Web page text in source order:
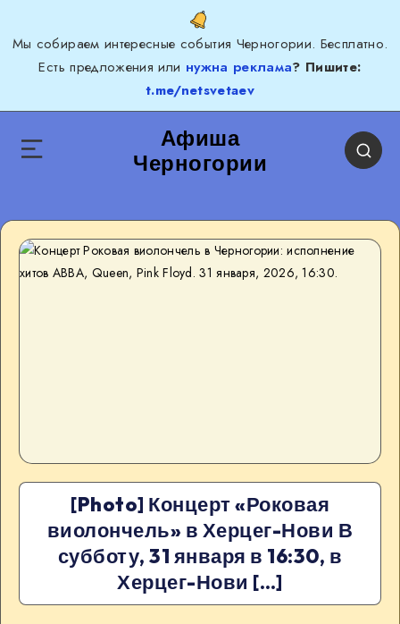
Мы собираем интересные события Черногории. Бесплатно.
Есть предложения или нужна реклама? Пишите:
t.me/netsvetaev
Афиша
Черногории
[Photo] Концерт «Роковая
виолончель» в Херцег-Нови В
субботу, 31 января в 16:30, в
Херцег-Нови […]